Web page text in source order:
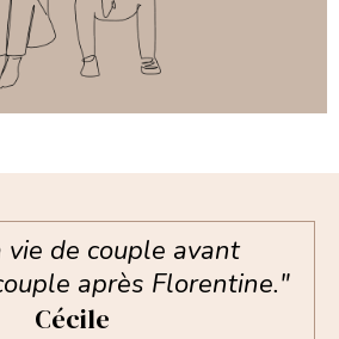
vie de couple avant
après Florentine."
Cécile